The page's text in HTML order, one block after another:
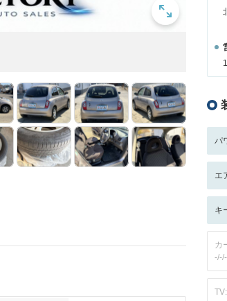
パ
エ
キ
カ